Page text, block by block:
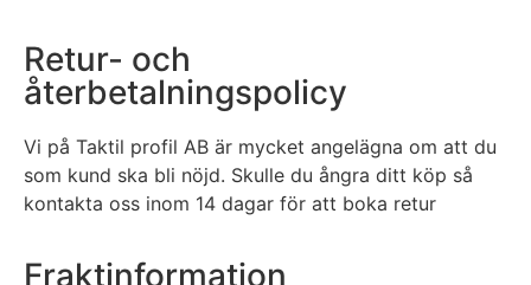
Retur- och
återbetalningspolicy
Vi på Taktil profil AB är mycket angelägna om att du
som kund ska bli nöjd. Skulle du ångra ditt köp så
kontakta oss inom 14 dagar för att boka retur
Fraktinformation